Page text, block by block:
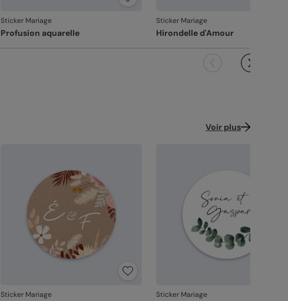
rendu à la hauteur de votre création.
Découpe précise
: vos stickers sont façonnés
avec soin, pour un rendu net et régulier.
Emballage renforcé
: vos créations arrivent dans
produit ne pourra pas être repris.
Sticker Mariage
Profusion aquarelle
Sticker Mariage
Hirondelle d'Amour
Voir plus
Sticker Mariage Sticker Mariage